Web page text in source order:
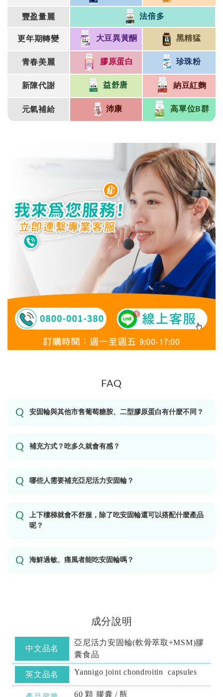
豐盈量麗 法倍多
更年期轉變 大豆異黃酮 黑精猛
青春美麗 膠原蛋白 珍珠粉
新陳代謝 益舒唐 納豆紅麴
元氣補給 沛康 高單位B群
FAQ
安固輪與其他市售葡萄糖胺、二型膠原蛋白有什麼不同？
補充方式？吃多久就會有感？
哪些人需要補充亞尼活力安固輪？
上下樓梯就會不舒服，除了吃安固輪還可以搭配什麼產品
呢？
海鮮過敏、痛風者能吃安固輪嗎？
成分說明
中文品名
亞尼活力安固輪(軟骨萃取+MSM)膠
囊食品
英文品名 Yannigo joint chondroitin capsules
60 顆 膠囊 / 瓶